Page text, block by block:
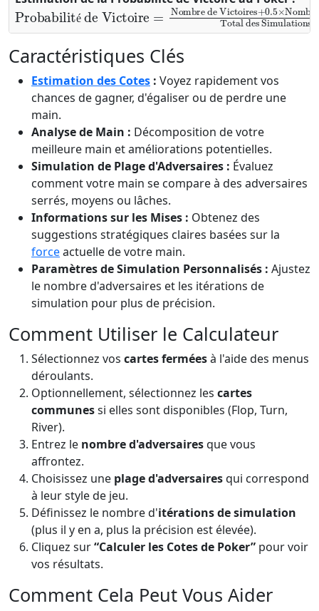
é
Probabilité de Victoire=Nombre de Victoires+
Nombre d'ÉgalitésTotal des Simulations×100%
Caractéristiques Clés
Estimation des Cotes : Voyez rapidement vos
chances de gagner, d'égaliser ou de perdre une
main.
Analyse de Main : Décomposition de votre
meilleure main et améliorations potentielles.
Simulation de Plage d'Adversaires : Évaluez
comment votre main se compare à des adversaires
serrés, moyens ou lâches.
Informations sur les Mises : Obtenez des
suggestions stratégiques claires basées sur la
forceactuelle de votre main.
Paramètres de Simulation Personnalisés : Ajustez
le nombre d'adversaires et les itérations de
simulation pour plus de précision.
Comment Utiliser le Calculateur
Sélectionnez vos cartes ferméesà l'aide des menus
déroulants.
Optionnellement, sélectionnez les cartes
communessi elles sont disponibles (Flop, Turn,
River).
Entrez le nombre d'adversairesque vous
affrontez.
Choisissez une plage d'adversairesqui correspond
à leur style de jeu.
Définissez le nombre d'itérations de simulation
(plus il y en a, plus la précision est élevée).
Cliquez sur“Calculer les Cotes de Poker” pour voir
vos résultats.
Comment Cela Peut Vous Aider